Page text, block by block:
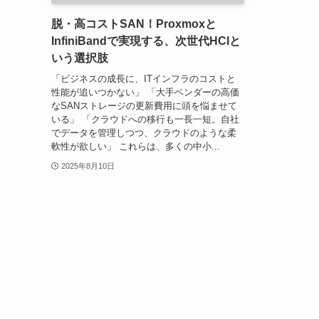
脱・高コストSAN！Proxmoxと
InfiniBandで実現する、次世代HCIと
いう選択肢
「ビジネスの成長に、ITインフラのコストと
性能が追いつかない」 「大手ベンダーの高価
なSANストレージの更新費用に頭を悩ませて
いる」 「クラウドへの移行も一長一短。自社
でデータを管理しつつ、クラウドのような柔
軟性が欲しい」 これらは、多くの中小...
2025年8月10日